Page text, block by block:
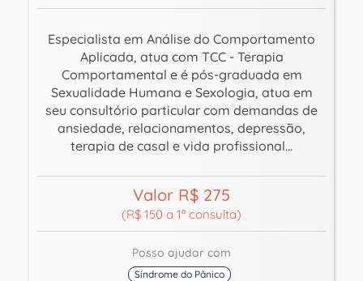
Especialista em Análise do Comportamento
Aplicada, atua com TCC - Terapia
Comportamental e é pós-graduada em
Sexualidade Humana e Sexologia, atua em
seu consultório particular com demandas de
ansiedade, relacionamentos, depressão,
terapia de casal e vida profissional...
Valor R$ 275
(R$ 150 a 1ª consulta)
Posso ajudar com
Síndrome do Pânico